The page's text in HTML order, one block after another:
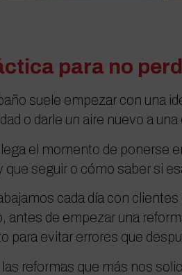
para no
suele empezar con una
o darle un aire nuevo a
el momento de ponerse
que seguir o cómo saber si
cada día con
antes de empezar una
para evitar errores que
reformas que más nos